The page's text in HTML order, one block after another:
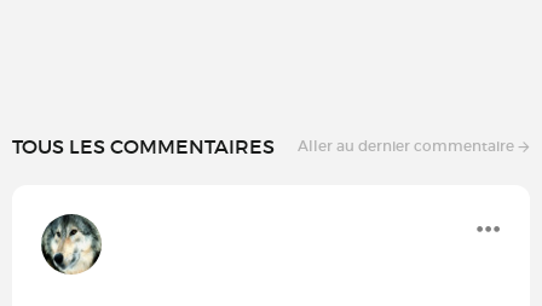
TOUS LES COMMENTAIRES Aller au dernier commentaire